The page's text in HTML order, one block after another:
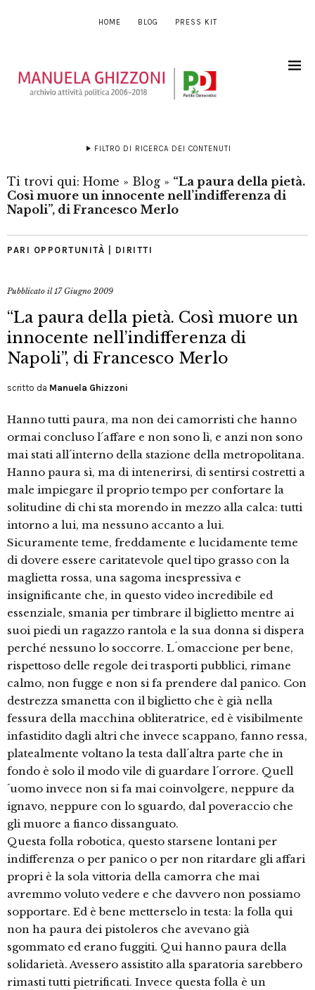
HOME BLOG PRESS KIT
FILTRO DI RICERCA DEI CONTENUTI
Ti trovi qui: Home » Blog » “La paura della pietà.
Così muore un innocente nell’indifferenza di
Napoli”, di Francesco Merlo
PARI OPPORTUNITÀ | DIRITTI
Pubblicato il17 Giugno 2009
“La paura della pietà. Così muore un
innocente nell’indifferenza di
Napoli”, di Francesco Merlo
scritto da Manuela Ghizzoni
Hanno tutti paura, ma non dei camorristi che hanno
ormai concluso l´affare e non sono lì, e anzi non sono
mai stati all´interno della stazione della metropolitana.
Hanno paura sì, ma di intenerirsi, di sentirsi costretti a
male impiegare il proprio tempo per confortare la
solitudine di chi sta morendo in mezzo alla calca: tutti
intorno a lui, ma nessuno accanto a lui.
Sicuramente teme, freddamente e lucidamente teme
di dovere essere caritatevole quel tipo grasso con la
maglietta rossa, una sagoma inespressiva e
insignificante che, in questo video incredibile ed
essenziale, smania per timbrare il biglietto mentre ai
suoi piedi un ragazzo rantola e la sua donna si dispera
perché nessuno lo soccorre. L´omaccione per bene,
rispettoso delle regole dei trasporti pubblici, rimane
calmo, non fugge e non si fa prendere dal panico. Con
destrezza smanetta con il biglietto che è già nella
fessura della macchina obliteratrice, ed è visibilmente
infastidito dagli altri che invece scappano, fanno ressa,
platealmente voltano la testa dall´altra parte che in
fondo è solo il modo vile di guardare l´orrore. Quell
´uomo invece non si fa mai coinvolgere, neppure da
ignavo, neppure con lo sguardo, dal poveraccio che
gli muore a fianco dissanguato.
Questa folla robotica, questo starsene lontani per
indifferenza o per panico o per non ritardare gli affari
propri è la sola vittoria della camorra che mai
avremmo voluto vedere e che davvero non possiamo
sopportare. Ed è bene metterselo in testa: la folla qui
non ha paura dei pistoleros che avevano già
sgommato ed erano fuggiti. Qui hanno paura della
solidarietà. Avessero assistito alla sparatoria sarebbero
rimasti tutti pietrificati. Invece questa folla è un